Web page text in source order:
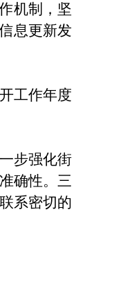
机制，坚
息更新发
工作年度
步强化街
确性。三
系密切的